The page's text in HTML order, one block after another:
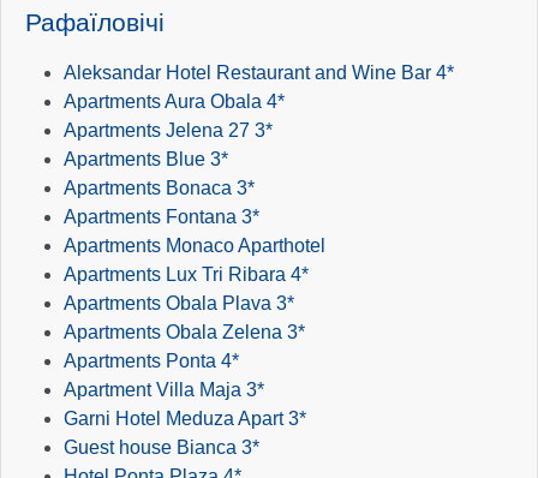
Рафаїловічі
Aleksandar Hotel Restaurant and Wine Bar 4*
Apartments Aura Obala 4*
Apartments Jelena 27 3*
Apartments Blue 3*
Apartments Bonaca 3*
Apartments Fontana 3*
Apartments Monaco Aparthotel
Apartments Lux Tri Ribara 4*
Apartments Obala Plava 3*
Apartments Obala Zelena 3*
Apartments Ponta 4*
Apartment Villa Maja 3*
Garni Hotel Meduza Apart 3*
Guest house Bianca 3*